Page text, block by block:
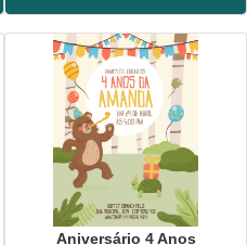
Aniversário 4 Anos